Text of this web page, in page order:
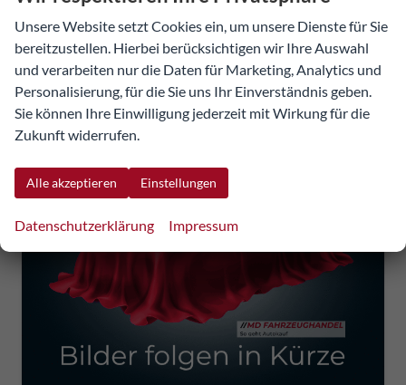
inkl. NoVA
Verbrauch kombiniert:5,80 l/100km
CO2-Klasse: D
CO2-Emissionen:129,00 g/km
Unsere Website setzt Cookies ein, um unsere Dienste für Sie
bereitzustellen. Hierbei berücksichtigen wir Ihre Auswahl
und verarbeiten nur die Daten für Marketing, Analytics und
Personalisierung, für die Sie uns Ihr Einverständnis geben.
Sie können Ihre Einwilligung jederzeit mit Wirkung für die
Zukunft widerrufen.
Alle akzeptieren Einstellungen
Datenschutzerklärung Impressum